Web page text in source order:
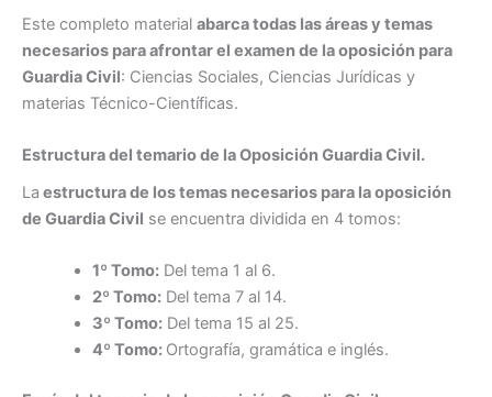
Este completo material abarca todas las áreas y temas
necesarios para afrontar el examen de la oposición para
Guardia Civil: Ciencias Sociales, Ciencias Jurídicas y
materias Técnico-Científicas.
Estructura del temario de la Oposición Guardia Civil.
La estructura de los temas necesarios para la oposición
de Guardia Civil se encuentra dividida en 4 tomos:
1º Tomo:Del tema 1 al 6.
2º Tomo:Del tema 7 al 14.
3º Tomo:Del tema 15 al 25.
4º Tomo: Ortografía, gramática e inglés.